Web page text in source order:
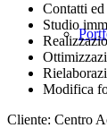
Contatti
Studio
Modifica
Cliente: Centro